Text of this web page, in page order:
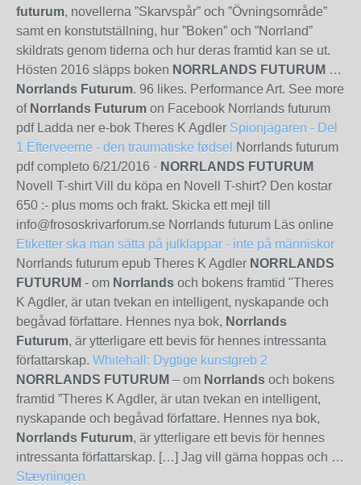
futurum, novellerna ”Skarvspår” och ”Övningsområde”
samt en konstutställning, hur ”Boken” och ”Norrland”
skildrats genom tiderna och hur deras framtid kan se ut.
Hösten 2016 släpps boken NORRLANDS FUTURUM …
Norrlands Futurum. 96 likes. Performance Art. See more
of Norrlands Futurum on Facebook Norrlands futurum
pdf Ladda ner e-bok Theres K Agdler Spionjägaren - Del
1 Efterveerne - den traumatiske fødsel
Norrlands futurum
pdf completo 6/21/2016 · NORRLANDS FUTURUM
Novell T-shirt Vill du köpa en Novell T-shirt? Den kostar
650 :- plus moms och frakt. Skicka ett mejl till
info@frososkrivarforum.se Norrlands futurum Läs online
Etiketter ska man sätta på julklappar - inte på människor
Norrlands futurum epub Theres K Agdler NORRLANDS
FUTURUM - om Norrlands och bokens framtid "Theres
K Agdler, är utan tvekan en intelligent, nyskapande och
begåvad författare. Hennes nya bok, Norrlands
Futurum, är ytterligare ett bevis för hennes intressanta
författarskap. Whitehall: Dygtige kunstgreb 2
NORRLANDS FUTURUM – om Norrlands och bokens
framtid ”Theres K Agdler, är utan tvekan en intelligent,
nyskapande och begåvad författare. Hennes nya bok,
Norrlands Futurum, är ytterligare ett bevis för hennes
intressanta författarskap. […] Jag vill gärna hoppas och …
Stævningen